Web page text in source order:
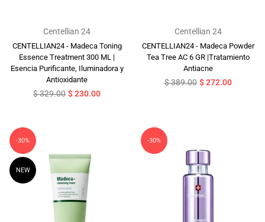
Centellian 24
CENTELLIAN24 - Madeca Toning
Essence Treatment 300 ML |
Esencia Purificante, Iluminadora y
Antioxidante
Precio
$ 329.00 $ 230.00
Centellian 24
CENTELLIAN24 - Madeca Powder
Tea Tree AC 6 GR |Tratamiento
Antiacne
Precio
$ 389.00 $ 272.00
-30%
NEW
-30%